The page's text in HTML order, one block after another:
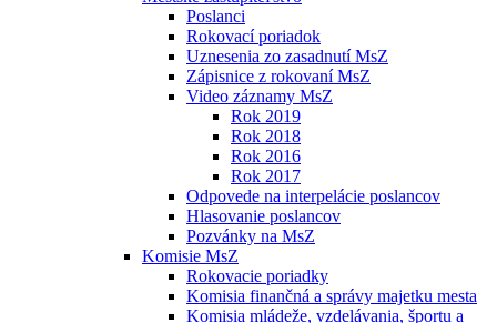
Poslanci
Rokovací poriadok
Uznesenia zo zasadnutí MsZ
Zápisnice z rokovaní MsZ
Video záznamy MsZ
Rok 2019
Rok 2018
Rok 2016
Rok 2017
Odpovede na interpelácie poslancov
Hlasovanie poslancov
Pozvánky na MsZ
Komisie MsZ
Rokovacie poriadky
Komisia finančná a správy majetku mesta
Komisia mládeže, vzdelávania, športu a